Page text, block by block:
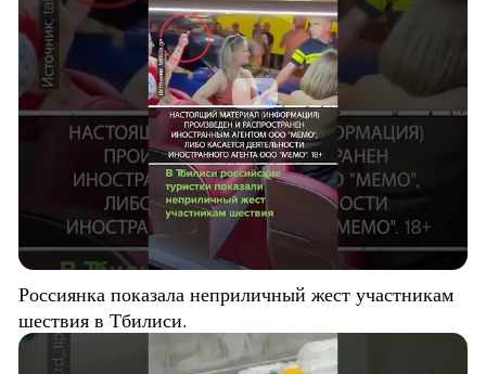
Россиянка показала неприличный жест участникам
шествия в Тбилиси.